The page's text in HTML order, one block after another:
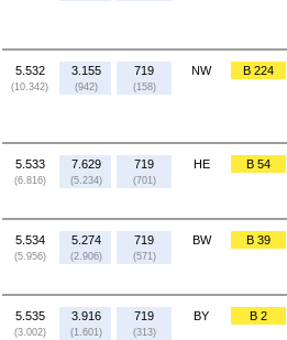
5.532
(10.342)
3.155
(942)
719
(158)
NW B 224
5.533
(6.816)
7.629
(5.234)
719
(701)
HE B 54
5.534
(5.956)
5.274
(2.906)
719
(571)
BW B 39
5.535
(3.002)
3.916
(1.601)
719
(313)
BY B 2